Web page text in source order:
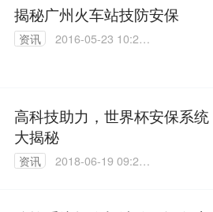
揭秘广州火车站技防安保
资讯
2016-05-23 10:23:
高科技助力，世界杯安保系统
大揭秘
资讯
2018-06-19 09:24: